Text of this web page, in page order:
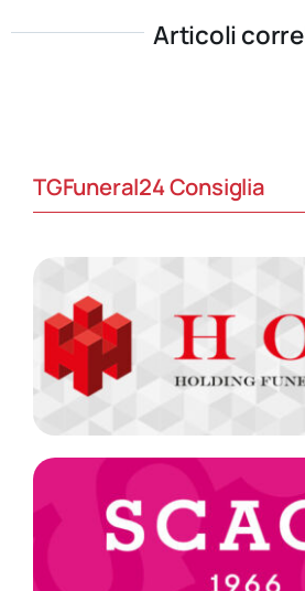
Articoli
TGFuneral24 Consiglia